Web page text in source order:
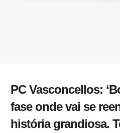
PC Vasconcellos:
fase onde vai se
história grandiosa.